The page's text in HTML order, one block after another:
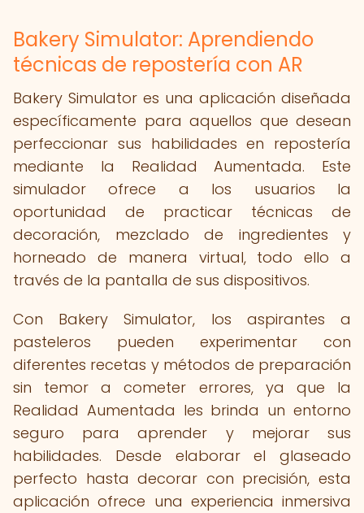
Bakery Simulator: Aprendiendo
técnicas de repostería con AR
Bakery Simulator es una aplicación diseñada
específicamente para aquellos que desean
perfeccionar sus habilidades en repostería
mediante la Realidad Aumentada. Este
simulador ofrece a los usuarios la
oportunidad de practicar técnicas de
decoración, mezclado de ingredientes y
horneado de manera virtual, todo ello a
través de la pantalla de sus dispositivos.
Con Bakery Simulator, los aspirantes a
pasteleros pueden experimentar con
diferentes recetas y métodos de preparación
sin temor a cometer errores, ya que la
Realidad Aumentada les brinda un entorno
seguro para aprender y mejorar sus
habilidades. Desde elaborar el glaseado
perfecto hasta decorar con precisión, esta
aplicación ofrece una experiencia inmersiva